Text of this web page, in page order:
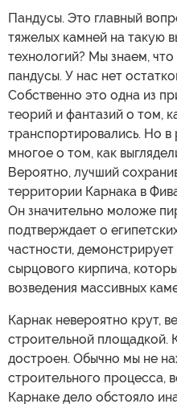
Пандусы. Это главный
тяжелых камней на такую
технологий? Мы знаем,
пандусы. У нас нет
Собственно это одна из
теорий и фантазий о том,
транспортировались. Но в
многое о том, как
Вероятно, лучший
территории Карнака в
Он значительно моложе
подтверждает о
частности,
сырцового кирпича,
возведения массивных
Карнак невероятно крут,
строительной площадкой.
достроен. Обычно мы не
строительного процесса,
Карнаке дело обстояло